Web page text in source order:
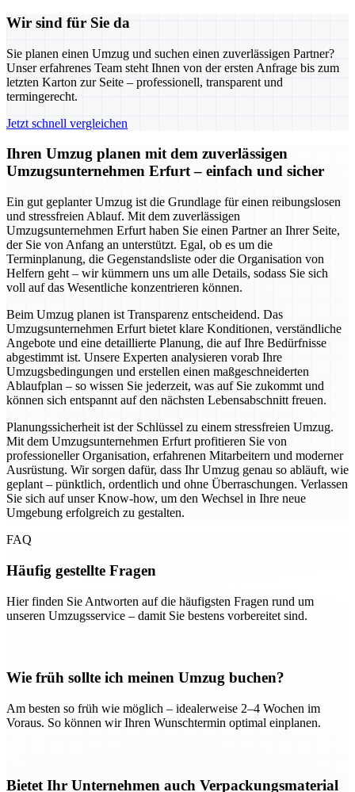
Wir sind für Sie da
Sie planen einen Umzug und suchen einen zuverlässigen Partner?
Unser erfahrenes Team steht Ihnen von der ersten Anfrage bis zum
letzten Karton zur Seite – professionell, transparent und
termingerecht.
Jetzt schnell vergleichen
Ihren Umzug planen mit dem zuverlässigen
Umzugsunternehmen Erfurt – einfach und sicher
Ein gut geplanter Umzug ist die Grundlage für einen reibungslosen
und stressfreien Ablauf. Mit dem zuverlässigen
Umzugsunternehmen Erfurt haben Sie einen Partner an Ihrer Seite,
der Sie von Anfang an unterstützt. Egal, ob es um die
Terminplanung, die Gegenstandsliste oder die Organisation von
Helfern geht – wir kümmern uns um alle Details, sodass Sie sich
voll auf das Wesentliche konzentrieren können.
Beim Umzug planen ist Transparenz entscheidend. Das
Umzugsunternehmen Erfurt bietet klare Konditionen, verständliche
Angebote und eine detaillierte Planung, die auf Ihre Bedürfnisse
abgestimmt ist. Unsere Experten analysieren vorab Ihre
Umzugsbedingungen und erstellen einen maßgeschneiderten
Ablaufplan – so wissen Sie jederzeit, was auf Sie zukommt und
können sich entspannt auf den nächsten Lebensabschnitt freuen.
Planungssicherheit ist der Schlüssel zu einem stressfreien Umzug.
Mit dem Umzugsunternehmen Erfurt profitieren Sie von
professioneller Organisation, erfahrenen Mitarbeitern und moderner
Ausrüstung. Wir sorgen dafür, dass Ihr Umzug genau so abläuft, wie
geplant – pünktlich, ordentlich und ohne Überraschungen. Verlassen
Sie sich auf unser Know-how, um den Wechsel in Ihre neue
Umgebung erfolgreich zu gestalten.
FAQ
Häufig gestellte Fragen
Hier finden Sie Antworten auf die häufigsten Fragen rund um
unseren Umzugsservice – damit Sie bestens vorbereitet sind.
Wie früh sollte ich meinen Umzug buchen?
Am besten so früh wie möglich – idealerweise 2–4 Wochen im
Voraus. So können wir Ihren Wunschtermin optimal einplanen.
Bietet Ihr Unternehmen auch Verpackungsmaterial